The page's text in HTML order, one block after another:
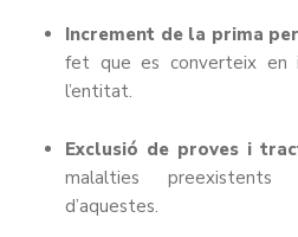
Increment de la prima
fet que es converteix en
l’entitat.
Exclusió de proves i
malalties
d’aquestes.